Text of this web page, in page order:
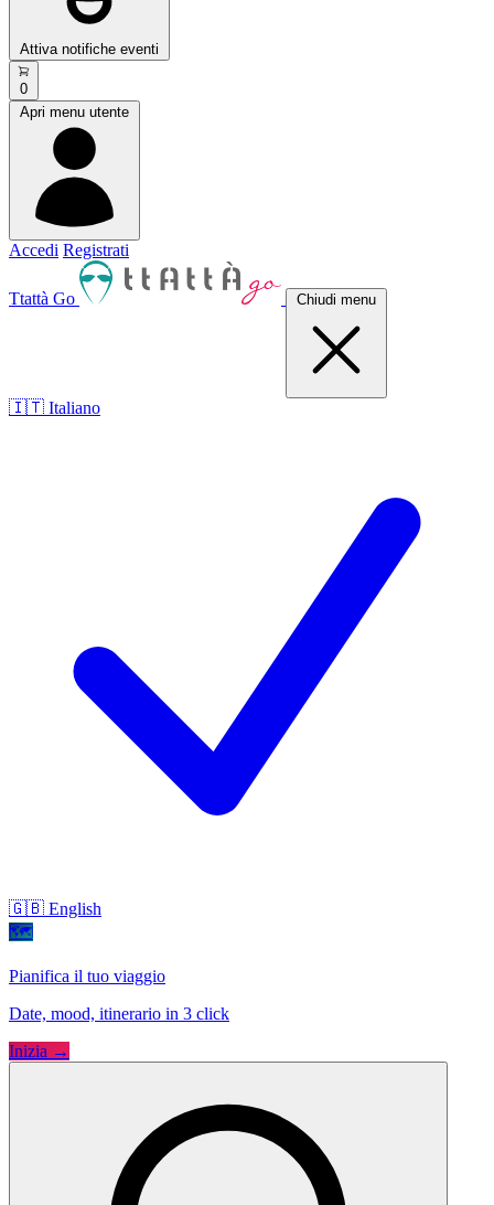
Attiva notifiche eventi
0
Apri menu utente
Accedi Registrati
Ttattà Go Chiudi menu
🇮🇹 Italiano
🇬🇧 English
🗺
Pianifica il tuo viaggio
Date, mood, itinerario in 3 click
Inizia →